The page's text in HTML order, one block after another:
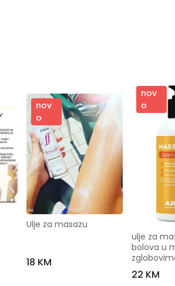
nov
o
Ulje za masazu
18 KM
nov
o
ulje za
bolova u
22 KM